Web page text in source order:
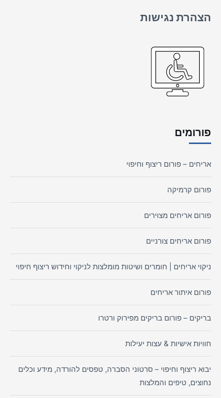
הצהרת נגישות
פורומים
אריחים – פורום ריצוף וחיפוי
פורום קרמיקה
פורום אריחים מצוירים
פורום אריחים צורניים
ניקוי אריחים | חומרים ושיטות מומלצות לניקוי וחידוש ריצוף חיפוי
פורום איתור אריחים
בריקים – פורום בריקים מפירוק ורטרו
חוויות אישיות & עצות יעילות
יבוא ריצוף וחיפוי – סרטוני הסברה, טפסים להורדה, מידע וכלים
נחוצים, טיפים והמלצות